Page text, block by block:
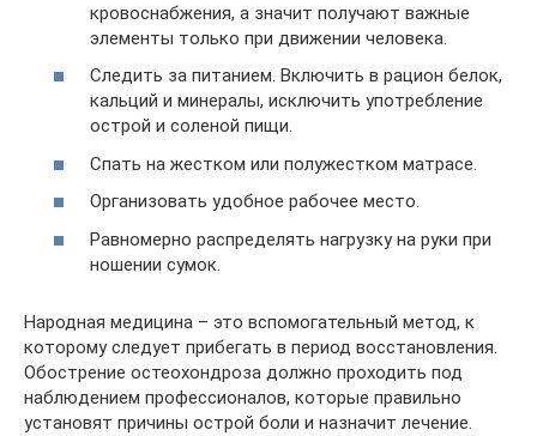
кровоснабжения, а значит получают важные
элементы только при движении человека.
Следить за питанием. Включить в рацион белок,
кальций и минералы, исключить употребление
острой и соленой пищи.
Спать на жестком или полужестком матрасе.
Организовать удобное рабочее место.
Равномерно распределять нагрузку на руки при
ношении сумок.
Народная медицина – это вспомогательный метод, к
которому следует прибегать в период восстановления.
Обострение остеохондроза должно проходить под
наблюдением профессионалов, которые правильно
установят причины острой боли и назначит лечение.